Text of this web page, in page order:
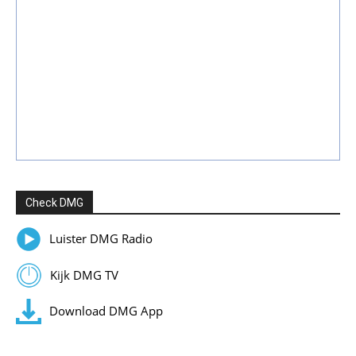
Check DMG
Luister DMG Radio
Kijk DMG TV
Download DMG App